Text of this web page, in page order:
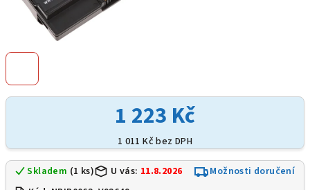
1 223 Kč
1 011 Kč bez DPH
Skladem (1 ks) U vás: 11.8.2026
Možnosti doručení